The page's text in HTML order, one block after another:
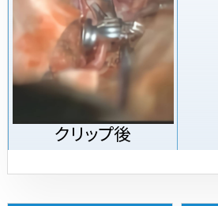
クリップ後